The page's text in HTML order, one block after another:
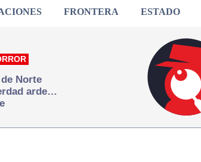
FRONTERA ESTADO
Norte
arde…